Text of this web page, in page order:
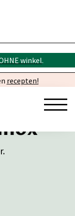
winkel.
recepten!